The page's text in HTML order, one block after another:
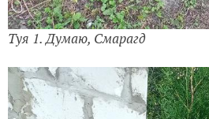
Туя 1. Думаю, Смарагд